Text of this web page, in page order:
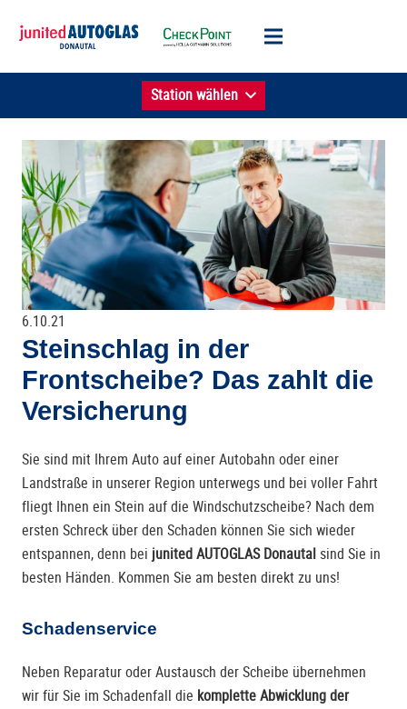
Station wählen
6.10.21
Steinschlag in der
Frontscheibe? Das zahlt die
Versicherung
Sie sind mit Ihrem Auto auf einer Autobahn oder einer
Landstraße in unserer Region unterwegs und bei voller Fahrt
fliegt Ihnen ein Stein auf die Windschutzscheibe? Nach dem
ersten Schreck über den Schaden können Sie sich wieder
entspannen, denn bei junited AUTOGLAS Donautal sind Sie in
besten Händen. Kommen Sie am besten direkt zu uns!
Schadenservice
Neben Reparatur oder Austausch der Scheibe übernehmen
wir für Sie im Schadenfall die komplette Abwicklung der